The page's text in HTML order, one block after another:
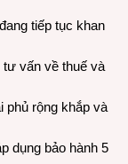
tiếp tục khan
tư vấn về thuế và
phủ rộng khắp và
dụng bảo hành 5